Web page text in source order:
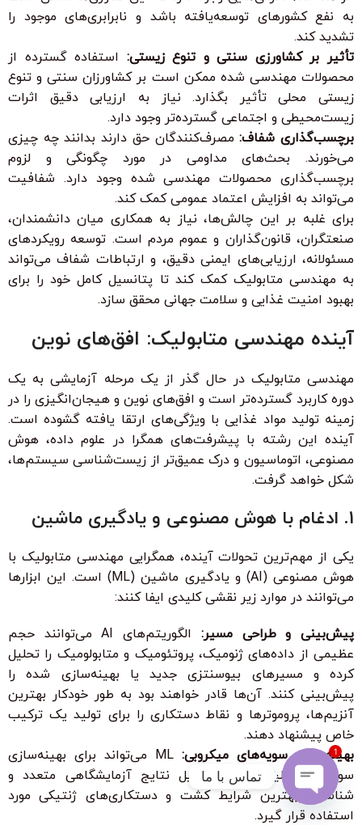
به نفع کشورهای توسعه‌یافته باشد و نابرابری‌های موجود را
تشدید کند.
تأثیر بر کشاورزی سنتی و تنوع زیستی: استفاده گسترده از
محصولات مهندسی شده ممکن است بر کشاورزان سنتی و تنوع
زیستی محلی تأثیر بگذارد. نیاز به ارزیابی دقیق اثرات
زیست‌محیطی و اجتماعی گسترده‌تر وجود دارد.
برچسب‌گذاری شفاف:مصرف‌کنندگان حق دارند بدانند چه چیزی
می‌خورند. بحث‌های مداومی در مورد چگونگی و لزوم
برچسب‌گذاری محصولات مهندسی شده وجود دارد. شفافیت
می‌تواند به افزایش اعتماد عمومی کمک کند.
برای غلبه بر این چالش‌ها، نیاز به همکاری میان دانشمندان،
صنعتگران، قانون‌گذاران و عموم مردم است. توسعه رویکردهای
مسئولانه، ارزیابی‌های ایمنی دقیق، و ارتباطات شفاف می‌تواند
به مهندسی متابولیک کمک کند تا پتانسیل کامل خود را برای
بهبود امنیت غذایی و سلامت جهانی محقق سازد.
آینده مهندسی متابولیک: افق‌های نوین
مهندسی متابولیک در حال گذر از یک مرحله آزمایشی به یک
دوره کاربرد گسترده‌تر است و افق‌های نوین و هیجان‌انگیزی را در
زمینه تولید مواد غذایی با ویژگی‌های ارتقا یافته گشوده است.
آینده این رشته با پیشرفت‌های همگرا در علوم داده، هوش
مصنوعی، اتوماسیون و درک عمیق‌تر از زیست‌شناسی سیستم‌ها،
شکل خواهد گرفت.
1. ادغام با هوش مصنوعی و یادگیری ماشین
یکی از مهم‌ترین تحولات آینده، همگرایی مهندسی متابولیک با
هوش مصنوعی (AI) و یادگیری ماشین (ML) است. این ابزارها
می‌توانند در موارد زیر نقشی کلیدی ایفا کنند:
پیش‌بینی و طراحی مسیر:
الگوریتم‌های AI می‌توانند حجم
عظیمی از داده‌های ژنومیک، پروتئومیک و متابولومیک را تحلیل
کرده و مسیرهای بیوسنتزی جدید یا بهینه‌سازی شده را
پیش‌بینی کنند. آن‌ها قادر خواهند بود به طور خودکار بهترین
آنزیم‌ها، پروموترها و نقاط دستکاری را برای تولید یک ترکیب
خاص پیشنهاد دهند.
بهینه‌سازی سویه‌های میکروبی:
ML می‌تواند برای بهینه‌سازی
سویه‌های تولیدکننده با تحلیل نتایج آزمایشگاهی متعدد و
شناسایی بهترین شرایط کشت و دستکاری‌های ژنتیکی مورد
استفاده قرار گیرد.
تماس با ما
Open
1